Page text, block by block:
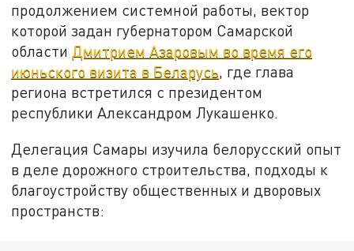
продолжением системной работы, вектор
которой задан губернатором Самарской
области Дмитрием Азаровым во время его
июньского визита в Беларусь, где глава
региона встретился с президентом
республики Александром Лукашенко.
Делегация Самары изучила белорусский опыт
в деле дорожного строительства, подходы к
благоустройству общественных и дворовых
пространств: